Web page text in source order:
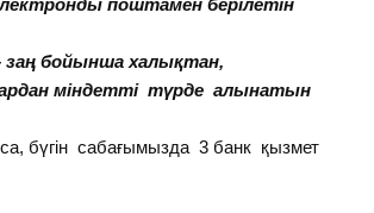
бойынша халықтан,
міндетті түрде алынатын
бүгін сабағымызда 3 банк қызмет